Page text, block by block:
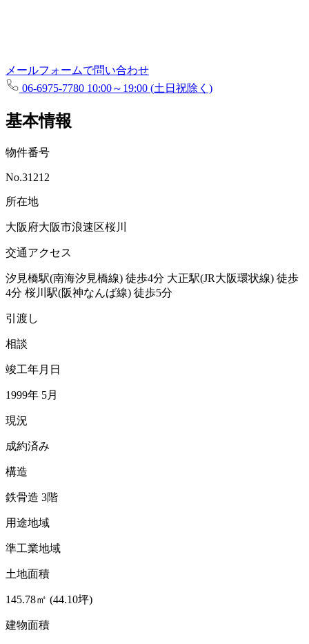
メールフォームで問い合わせ
06-6975-7780 10:00～19:00 (土日祝除く)
基本情報
物件番号
No.31212
所在地
大阪府大阪市浪速区桜川
交通アクセス
汐見橋駅(南海汐見橋線) 徒歩4分 大正駅(JR大阪環状線) 徒歩
4分 桜川駅(阪神なんば線) 徒歩5分
引渡し
相談
竣工年月日
1999年 5月
現況
成約済み
構造
鉄骨造 3階
用途地域
準工業地域
土地面積
145.78㎡ (44.10坪)
建物面積